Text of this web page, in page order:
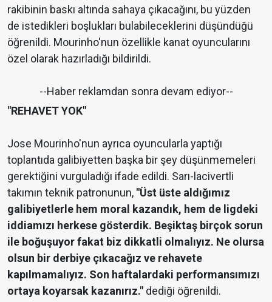
rakibinin baskı altında sahaya çıkacağını, bu yüzden
de istedikleri boşlukları bulabileceklerini düşündüğü
öğrenildi. Mourinho'nun özellikle kanat oyuncularını
özel olarak hazırladığı bildirildi.
--Haber reklamdan sonra devam ediyor--
"REHAVET YOK"
Jose Mourinho'nun ayrıca oyuncularla yaptığı
toplantıda galibiyetten başka bir şey düşünmemeleri
gerektiğini vurguladığı ifade edildi. Sarı-lacivertli
takımın teknik patronunun, "Üst üste aldığımız
galibiyetlerle hem moral kazandık, hem de ligdeki
iddiamızı herkese gösterdik. Beşiktaş birçok sorun
ile boğuşuyor fakat biz dikkatli olmalıyız. Ne olursa
olsun bir derbiye çıkacağız ve rehavete
kapılmamalıyız. Son haftalardaki performansımızı
ortaya koyarsak kazanırız." dediği öğrenildi.